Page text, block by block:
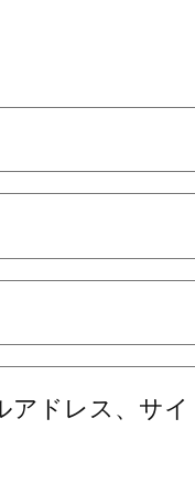
ドレス、サイ